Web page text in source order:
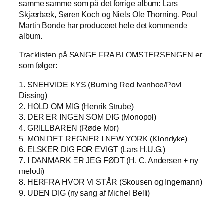
samme samme som på det forrige album: Lars
Skjærbæk, Søren Koch og Niels Ole Thorning. Poul
Martin Bonde har produceret hele det kommende
album.
Tracklisten på SANGE FRA BLOMSTERSENGEN er
som følger:
1. SNEHVIDE KYS (Burning Red Ivanhoe/Povl
Dissing)
2. HOLD OM MIG (Henrik Strube)
3. DER ER INGEN SOM DIG (Monopol)
4. GRILLBAREN (Røde Mor)
5. MON DET REGNER I NEW YORK (Klondyke)
6. ELSKER DIG FOR EVIGT (Lars H.U.G.)
7. I DANMARK ER JEG FØDT (H. C. Andersen + ny
melodi)
8. HERFRA HVOR VI STÅR (Skousen og Ingemann)
9. UDEN DIG (ny sang af Michel Belli)